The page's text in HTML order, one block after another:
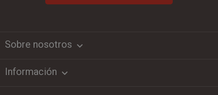
Sobre nosotros keyboard_arrow_down
Información 